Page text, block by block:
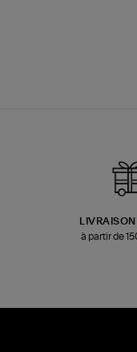
à partir de